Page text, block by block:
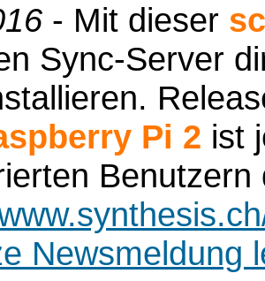
- Mit dieser
Sync-Server
Pi 2 ist
Newsmeldung